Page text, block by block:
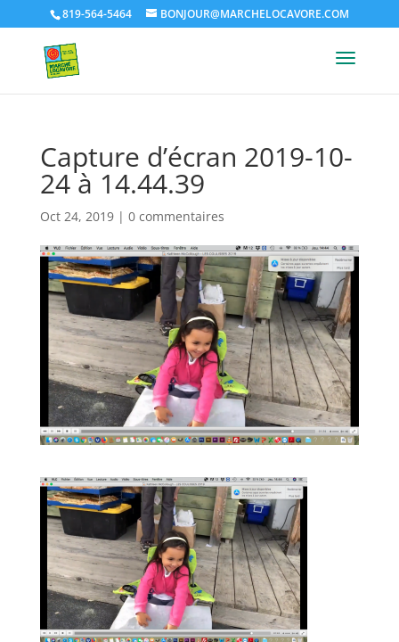
819-564-5464 BONJOUR@MARCHELOCAVORE.COM
Capture d’écran 2019-10-
24 à 14.44.39
Oct 24, 2019| 0 commentaires